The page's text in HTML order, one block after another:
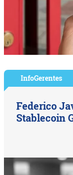
InfoGerentes
Federico
Stablecoin